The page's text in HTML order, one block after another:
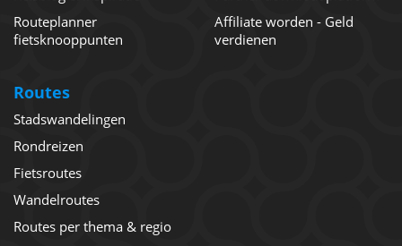
Routeplanner
fietsknooppunten
Affiliate worden - Geld
verdienen
Routes
Stadswandelingen
Rondreizen
Fietsroutes
Wandelroutes
Routes per thema & regio